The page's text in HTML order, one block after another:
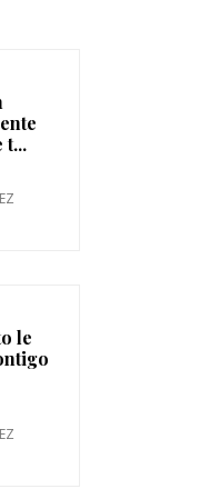
t...
le